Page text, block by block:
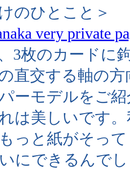
のひとこと＞
very private
3枚のカードに
直交する軸の
ーモデルをご
は美しいです
っと紙がそっ
にできるんで